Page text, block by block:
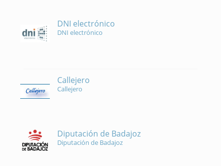
DNI electrónico
DNI electrónico
Callejero
Callejero
Diputación de Badajoz
Diputación de Badajoz